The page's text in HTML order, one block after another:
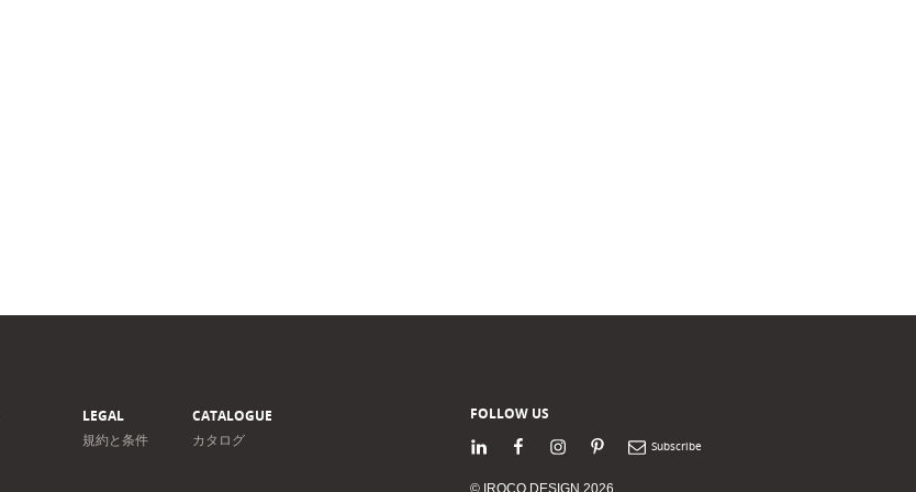
LEGAL
規約と条件
CATALOGUE
カタログ
FOLLOW US
LinkedInFacebookInstagramPinterestNewsletter